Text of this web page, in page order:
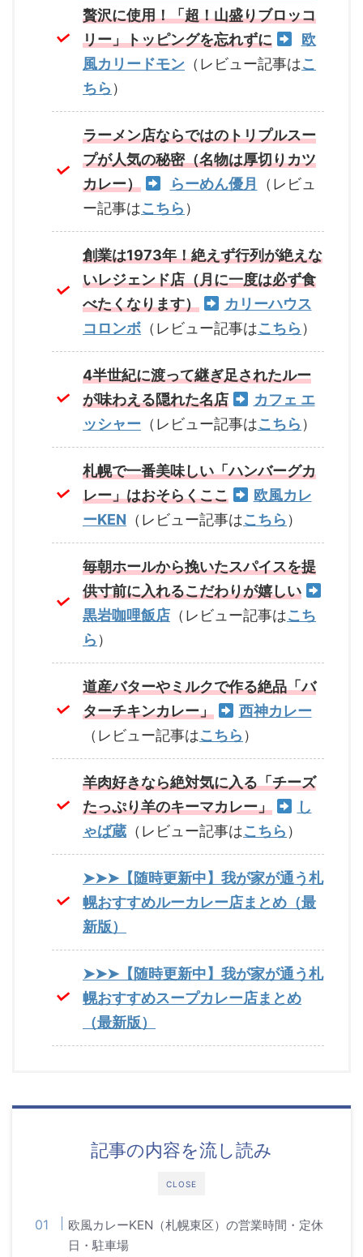
贅沢に使用！「超！山盛りブロッコ
リー」トッピングを忘れずに
欧
風カリードモン （レビュー記事はこ
ちら ）
ラーメン店ならではのトリプルスー
プが人気の秘密（名物は厚切りカツ
カレー）
らーめん優月
（レビュ
ー記事はこちら ）
創業は1973年！絶えず行列が絶えな
いレジェンド店（月に一度は必ず食
べたくなります）
カリーハウス
コロンボ （レビュー記事はこちら ）
4半世紀に渡って継ぎ足されたルー
が味わえる隠れた名店
カフェ エ
ッシャー （レビュー記事はこちら ）
札幌で一番美味しい「ハンバーグカ
レー」はおそらくここ
欧風カレ
ーKEN （レビュー記事はこちら ）
毎朝ホールから挽いたスパイスを提
供寸前に入れるこだわりが嬉しい
黒岩咖哩飯店 （レビュー記事はこち
ら ）
道産バターやミルクで作る絶品「バ
ターチキンカレー」
西神カレー
（レビュー記事はこちら ）
羊肉好きなら絶対気に入る「チーズ
たっぷり羊のキーマカレー」
し
ゃば蔵 （レビュー記事はこちら ）
➤➤➤【随時更新中】我が家が通う札
幌おすすめルーカレー店まとめ（最
新版）
➤➤➤【随時更新中】我が家が通う札
幌おすすめスープカレー店まとめ
（最新版）
CLOSE
記事の内容を流し読み
欧風カレーKEN（札幌東区）の営業時間・定休
日・駐車場